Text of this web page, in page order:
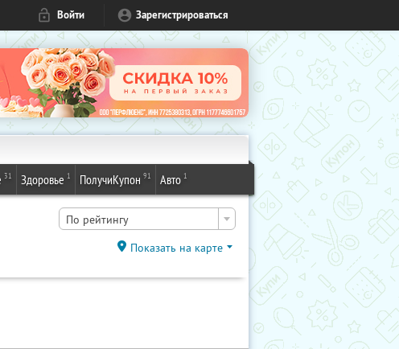
Войти Зарегистрироваться
31 Здоровье 1 ПолучиКупон 91 Авто 1
По рейтингу
Показать на карте